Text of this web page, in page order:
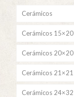
Cerámicos
Cerámicos 15×20
Cerámicos 20×20
Cerámicos 21×21
Cerámicos 24×32